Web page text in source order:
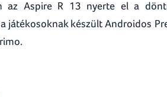
az Aspire R 13 nyerte el a
játékosoknak készült Androidos